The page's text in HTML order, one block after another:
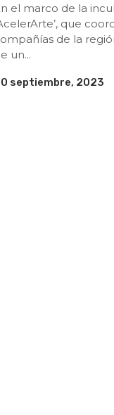
el marco de la
que
de la
un...
septiembre, 2023